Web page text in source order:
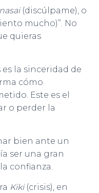
(discúlpame), o
mucho)”. No
quieras
la sinceridad de
cómo
Este es el
o perder la
bien ante un
ser una gran
confianza.
Kiki(crisis), en